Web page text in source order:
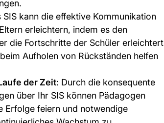
SIS kann die effektive Kommunikation
erleichtern, indem es den
die Fortschritte der Schüler erleichtert
Aufholen von Rückständen helfen
der Zeit: Durch die konsequente
über Ihr SIS können Pädagogen
Erfolge feiern und notwendige